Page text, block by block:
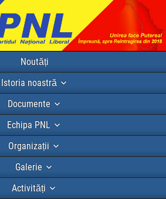
Noutăți
Istoria noastră
Documente
Echipa PNL
Organizații
Galerie
Activități